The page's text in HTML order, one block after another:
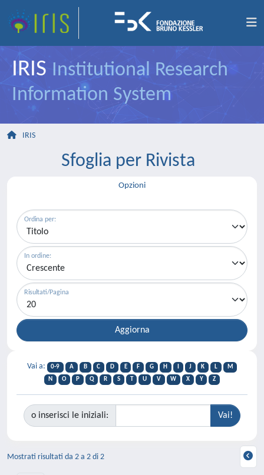
IRIS Institutional Research
Information System
IRIS
Sfoglia per Rivista
Opzioni
Ordina per:
In ordine:
Risultati/Pagina
Vai a: 0-9 A B C D E F G H J K L
M
N
O P Q R S T U V W X Y Z
o inserisci le iniziali:
Mostrati risultati da 2 a 2 di 2